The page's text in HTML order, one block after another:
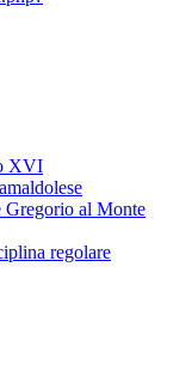
XVI
Gregorio al Monte
regolare